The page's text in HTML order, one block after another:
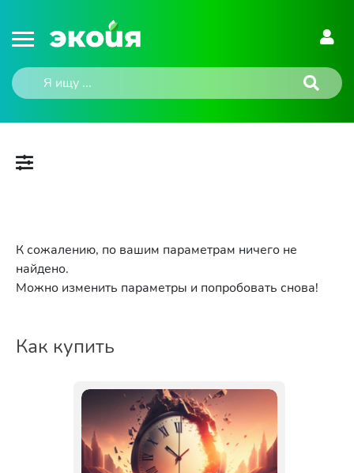
К сожалению, по вашим параметрам ничего не
найдено.
Можно изменить параметры и попробовать снова!
Как купить